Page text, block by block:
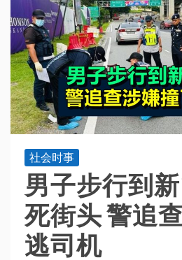
社会时事
男子步行到
死街头 警追
逃司机